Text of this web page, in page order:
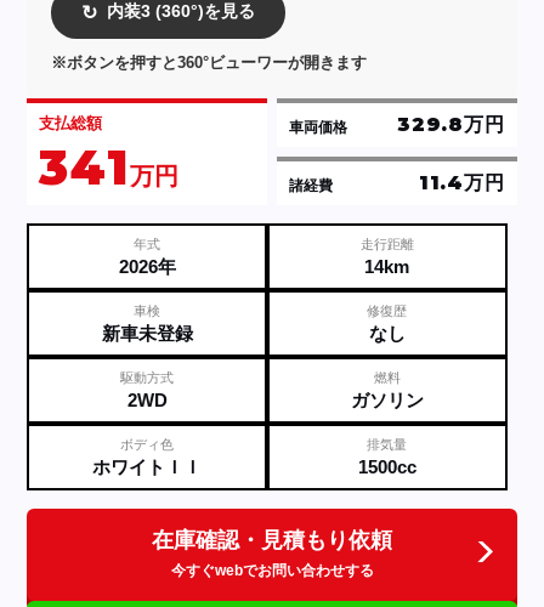
↻ 内装3 (360°)を見る
※ボタンを押すと360°ビューワーが開きます
支払総額
341万円 諸経費 11.4万円
車両価格 329.8万円
年式
2026年
走行距離
14km
車検
新車未登録
修復歴
なし
駆動方式
2WD
燃料
ガソリン
ボディ色
ホワイトＩＩ
排気量
1500cc
在庫確認・見積もり依頼
今すぐwebでお問い合わせする